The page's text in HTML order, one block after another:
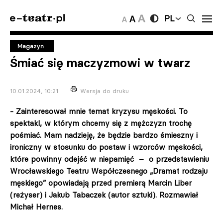
PL
Magazyn
Śmiać się maczyzmowi w twarz
10.01.2024, 10:21 Wersja do druku
- Zainteresował mnie temat kryzysu męskości. To
spektakl, w którym chcemy się z mężczyzn trochę
pośmiać. Mam nadzieję, że będzie bardzo śmieszny i
ironiczny w stosunku do postaw i wzorców męskości,
które powinny odejść w niepamięć – o przedstawieniu
Wrocławskiego Teatru Współczesnego „Dramat rodzaju
męskiego” opowiadają przed premierą Marcin Liber
(reżyser) i Jakub Tabaczek (autor sztuki). Rozmawiał
Michał Hernes.